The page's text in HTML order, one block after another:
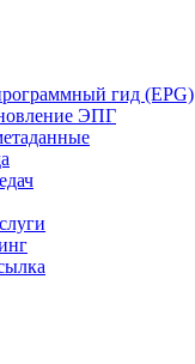
гид (EPG)
ЭПГ